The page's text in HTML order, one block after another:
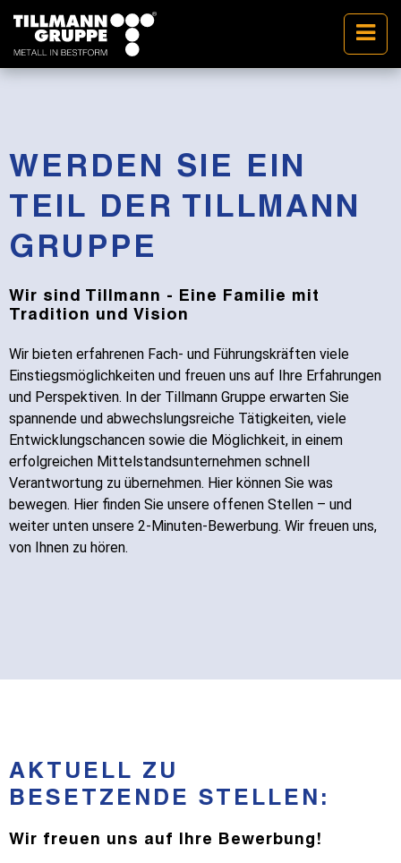
WERDEN SIE EIN
TEIL DER TILLMANN
GRUPPE
Wir sind Tillmann - Eine Familie mit
Tradition und Vision
Wir bieten erfahrenen Fach- und Führungskräften viele
Einstiegsmöglichkeiten und freuen uns auf Ihre Erfahrungen
und Perspektiven. In der Tillmann Gruppe erwarten Sie
spannende und abwechslungsreiche Tätigkeiten, viele
Entwicklungschancen sowie die Möglichkeit, in einem
erfolgreichen Mittelstandsunternehmen schnell
Verantwortung zu übernehmen. Hier können Sie was
bewegen. Hier finden Sie unsere offenen Stellen – und
weiter unten unsere 2-Minuten-Bewerbung. Wir freuen uns,
von Ihnen zu hören.
AKTUELL ZU
BESETZENDE STELLEN:
Wir freuen uns auf Ihre Bewerbung!